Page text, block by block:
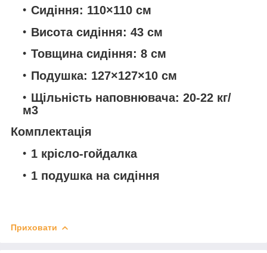
Сидіння: 110×110 см
Висота сидіння: 43 см
Товщина сидіння: 8 см
Подушка: 127×127×10 см
Щільність наповнювача: 20-22 кг/
м3
Комплектація
1 крісло-гойдалка
1 подушка на сидіння
Приховати